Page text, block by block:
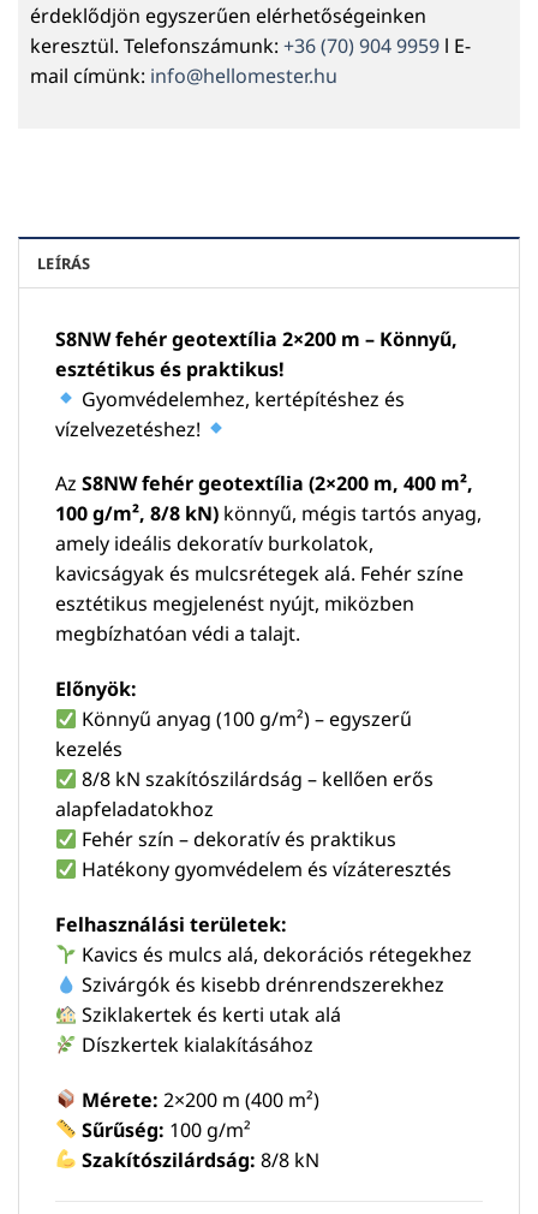
érdeklődjön egyszerűen elérhetőségeinken
keresztül. Telefonszámunk: +36 (70) 904 9959 l E-
mail címünk: info@hellomester.hu
LEÍRÁS
S8NW fehér geotextília 2×200 m – Könnyű,
esztétikus és praktikus!
Gyomvédelemhez, kertépítéshez és
vízelvezetéshez!
Az S8NW fehér geotextília (2×200 m, 400 m²,
100 g/m², 8/8 kN) könnyű, mégis tartós anyag,
amely ideális dekoratív burkolatok,
kavicságyak és mulcsrétegek alá. Fehér színe
esztétikus megjelenést nyújt, miközben
megbízhatóan védi a talajt.
Előnyök:
Könnyű anyag (100 g/m²) – egyszerű
kezelés
8/8 kN szakítószilárdság – kellően erős
alapfeladatokhoz
Fehér szín – dekoratív és praktikus
Hatékony gyomvédelem és vízáteresztés
Felhasználási területek:
Kavics és mulcs alá, dekorációs rétegekhez
Szivárgók és kisebb drénrendszerekhez
Sziklakertek és kerti utak alá
Díszkertek kialakításához
Mérete: 2×200 m (400 m²)
Sűrűség: 100 g/m²
Szakítószilárdság: 8/8 kN